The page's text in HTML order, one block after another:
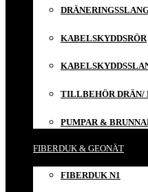
KABELSKYDDSRÖR
TILLBEHÖR DRÄN/
PUMPAR &
FIBERDUK & GEONÄT
FIBERDUK N1